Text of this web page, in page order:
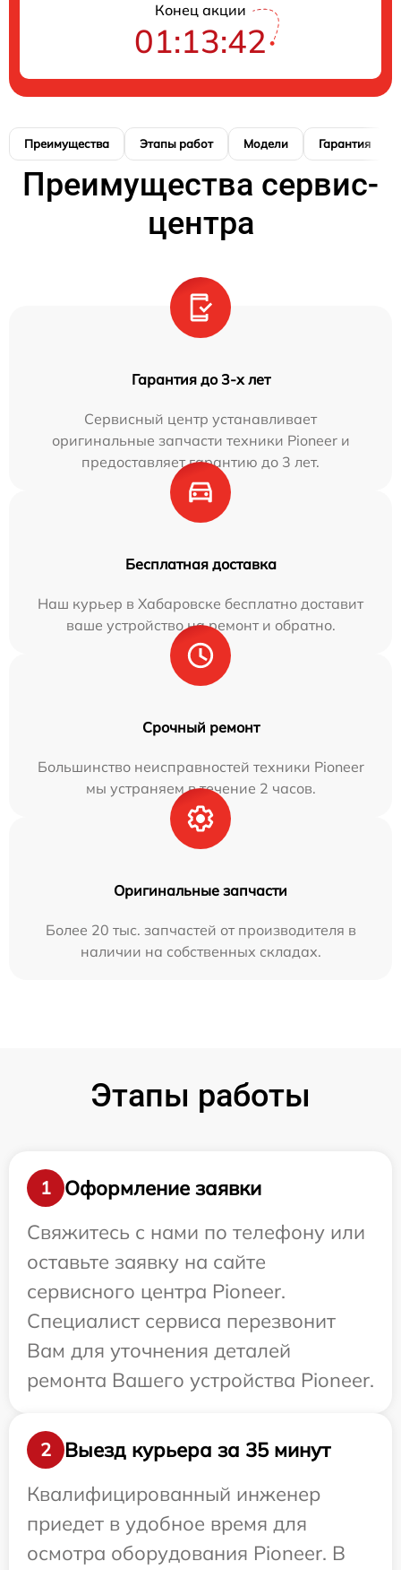
Конец акции
01:13:41
Преимущества Этапы работ Модели Гарантия
Преимущества сервис-
центра
Гарантия до 3-х лет
Сервисный центр устанавливает
оригинальные запчасти техники Pioneer и
предоставляет гарантию до 3 лет.
Бесплатная доставка
Наш курьер в Хабаровске бесплатно доставит
ваше устройство на ремонт и обратно.
Срочный ремонт
Большинство неисправностей техники Pioneer
мы устраняем в течение 2 часов.
Оригинальные запчасти
Более 20 тыс. запчастей от производителя в
наличии на собственных складах.
Этапы работы
1
Оформление заявки
Свяжитесь с нами по телефону или
оставьте заявку на сайте
сервисного центра Pioneer.
Специалист сервиса перезвонит
Вам для уточнения деталей
ремонта Вашего устройства Pioneer.
2
Выезд курьера за 35 минут
Квалифицированный инженер
приедет в удобное время для
осмотра оборудования Pioneer. В